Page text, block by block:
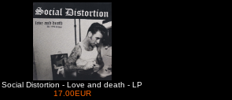
Social Distortion - Love and death - LP
17.00EUR